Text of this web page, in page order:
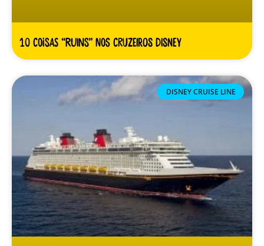
10 coisas “ruins” nos cruzeiros Disney
DISNEY CRUISE LINE